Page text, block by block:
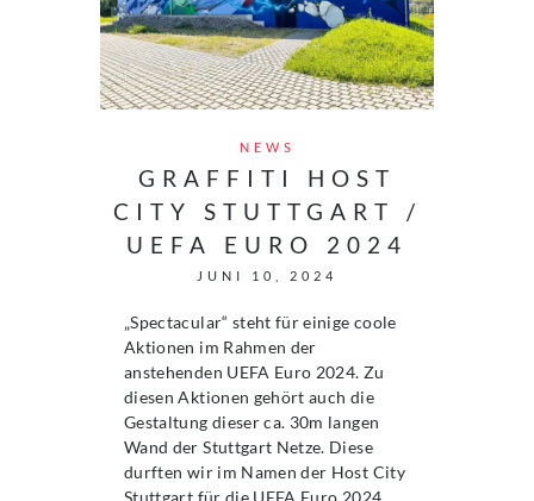
NEWS
GRAFFITI HOST
CITY STUTTGART /
UEFA EURO 2024
JUNI 10, 2024
„Spectacular“ steht für einige coole
Aktionen im Rahmen der
anstehenden UEFA Euro 2024. Zu
diesen Aktionen gehört auch die
Gestaltung dieser ca. 30m langen
Wand der Stuttgart Netze. Diese
durften wir im Namen der Host City
Stuttgart für die UEFA Euro 2024